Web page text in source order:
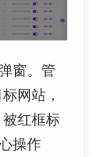
窗。管
网站，
红框标
操作